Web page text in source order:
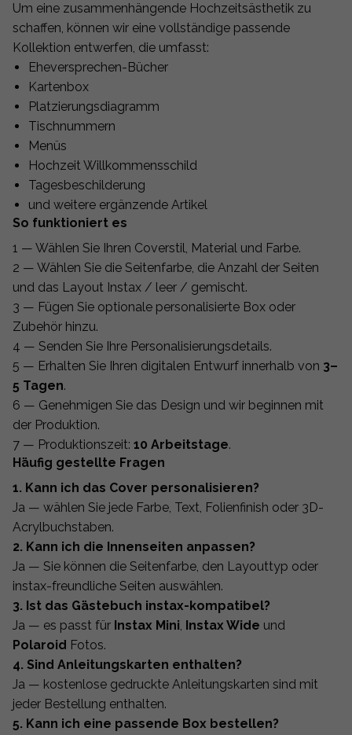
Um eine zusammenhängende Hochzeitsästhetik zu
schaffen, können wir eine vollständige passende
Kollektion entwerfen, die umfasst:
Eheversprechen-Bücher
Kartenbox
Platzierungsdiagramm
Tischnummern
Menüs
Hochzeit Willkommensschild
Tagesbeschilderung
und weitere ergänzende Artikel
So funktioniert es
1 — Wählen Sie Ihren Coverstil, Material und Farbe.
2 — Wählen Sie die Seitenfarbe, die Anzahl der Seiten
und das Layout Instax / leer / gemischt.
3 — Fügen Sie optionale personalisierte Box oder
Zubehör hinzu.
4 — Senden Sie Ihre Personalisierungsdetails.
5 — Erhalten Sie Ihren digitalen Entwurf innerhalb von 3–
5 Tagen.
6 — Genehmigen Sie das Design und wir beginnen mit
der Produktion.
7 — Produktionszeit: 10 Arbeitstage.
Häufig gestellte Fragen
1. Kann ich das Cover personalisieren?
Ja — wählen Sie jede Farbe, Text, Folienfinish oder 3D-
Acrylbuchstaben.
2. Kann ich die Innenseiten anpassen?
Ja — Sie können die Seitenfarbe, den Layouttyp oder
instax-freundliche Seiten auswählen.
3. Ist das Gästebuch instax-kompatibel?
Ja — es passt für Instax Mini, Instax Wide und
Polaroid Fotos.
4. Sind Anleitungskarten enthalten?
Ja — kostenlose gedruckte Anleitungskarten sind mit
jeder Bestellung enthalten.
5. Kann ich eine passende Box bestellen?